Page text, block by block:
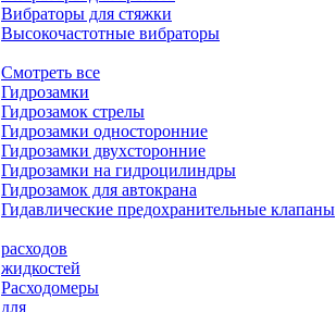
Вибраторы для стяжки
Высокочастотные вибраторы
Смотреть все
Гидрозамки
Гидрозамок стрелы
Гидрозамки односторонние
Гидрозамки двухсторонние
Гидрозамки на гидроцилиндры
Гидрозамок для автокрана
Гидавлические предохранительные клапаны
расходов
жидкостей
Расходомеры
для